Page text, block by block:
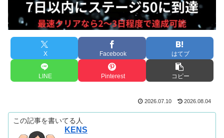
X Facebook はてブ
LINE Pinterest コピー
2026.07.10 2026.08.04
この記事を書いてる人
KENS